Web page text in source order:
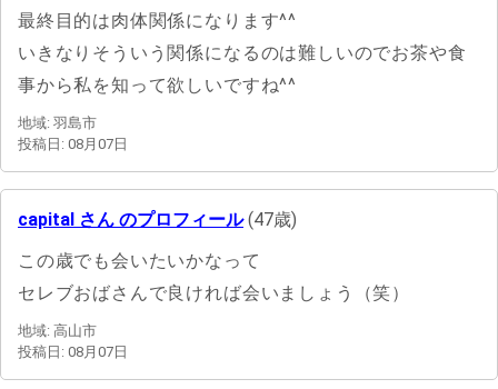
最終目的は肉体関係になります^^
いきなりそういう関係になるのは難しいのでお茶や食
事から私を知って欲しいですね^^
地域: 羽島市
投稿日: 08月07日
capital さん のプロフィール(47歳)
この歳でも会いたいかなって
セレブおばさんで良ければ会いましょう（笑）
地域: 高山市
投稿日: 08月07日